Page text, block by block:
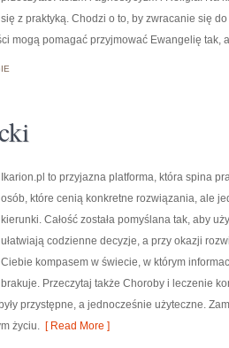
się z praktyką. Chodzi o to, by zwracanie się
mogą pomagać przyjmować Ewangelię tak,
Ikarion.pl to przyjazna platforma, która spina
osób, które cenią konkretne rozwiązania, ale
kierunki. Całość została pomyślana tak, aby
ułatwiają codzienne decyzje, a przy okazji
Ciebie kompasem w świecie, w którym
brakuje. Przeczytaj także Choroby i leczenie
przystępne, a jednocześnie użyteczne.
życiu. [ Read More ]